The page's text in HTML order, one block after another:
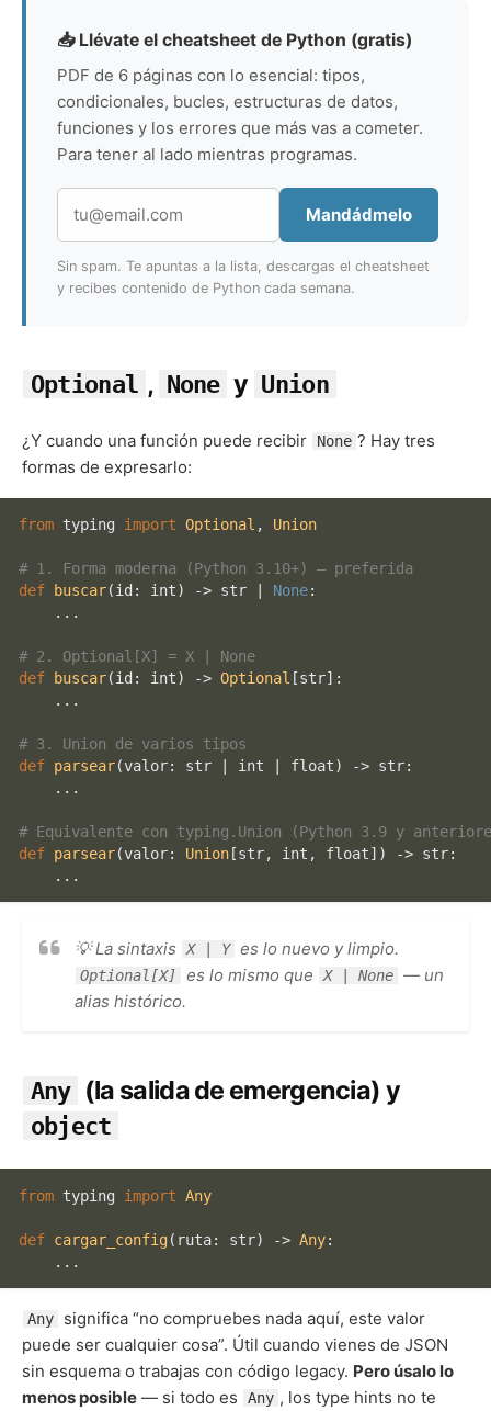
📥 Llévate el cheatsheet de Python (gratis)
PDF de 6 páginas con lo esencial: tipos,
condicionales, bucles, estructuras de datos,
funciones y los errores que más vas a cometer.
Para tener al lado mientras programas.
Mandádmelo
Sin spam. Te apuntas a la lista, descargas el cheatsheet
y recibes contenido de Python cada semana.
Optional , None y Union
¿Y cuando una función puede recibir None ? Hay tres
formas de expresarlo:
from typing import Optional , Union
# 1. Forma moderna (Python 3.10+) — preferida
def
buscar(id : int) -> str None:
    ...
# 2. Optional[X] = X | None
def
buscar(id : int) -> Optional [str]:
    ...
# 3. Union de varios tipos
def parsear(valor: str int float) -> str:
    ...
# Equivalente con typing.Union (Python 3.9 y
def parsear(valor: Union [str, int , float] ) -> str:
💡 La sintaxis X | Y es lo nuevo y limpio.
Optional[X] es lo mismo que X | None — un
alias histórico.
Any (la salida de emergencia) y
object
from typing import Any
def cargar_config ( ruta: str) -> Any:
Any
significa “no compruebes nada aquí, este valor
puede ser cualquier cosa”. Útil cuando vienes de JSON
sin esquema o trabajas con código legacy. Pero úsalo lo
menos posible — si todo es Any , los type hints no te